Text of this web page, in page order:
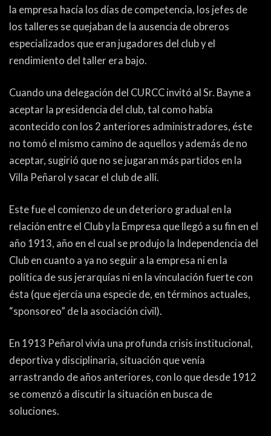
la empresa hacía los días de competencia, los jefes de
los talleres se quejaban de la ausencia de obreros
especializados que eran jugadores del club y el
rendimiento del taller era bajo.
Cuando una delegación del CURCC invitó al Sr. Bayne a
aceptar la presidencia del club, tal como había
acontecido con los 2 anteriores administradores, éste
no tomó el mismo camino de aquellos y además de no
aceptar, sugirió que no se jugaran más partidos en la
Villa Peñarol y sacar el club de allí.
Este fue el comienzo de un deterioro gradual en la
relación entre el Club y la Empresa que llegó a su fin en el
año 1913, año en el cual se produjo la Independencia del
Club en cuanto a ya no seguir a la empresa ni en la
política de sus jerarquías ni en la vinculación fuerte con
ésta (que ejercía una especie de, en términos actuales,
“sponsoreo” de la asociación civil).
En 1913 Peñarol vivía una profunda crisis institucional,
deportiva y disciplinaria, situación que venía
arrastrando de años anteriores, con lo que desde 1912
se comenzó a discutir la situación en busca de
soluciones.